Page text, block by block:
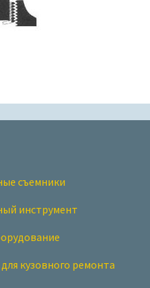
съемники
инструмент
кузовного ремонта